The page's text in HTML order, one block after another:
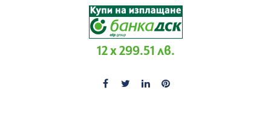
12 x 299.51 лв.